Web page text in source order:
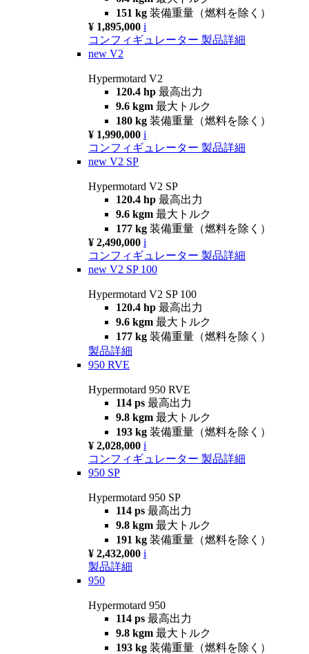
151 kg 装備重量（燃料を除く）
¥ 1,895,000 i
コンフィギュレーター 製品詳細
new V2
Hypermotard V2
120.4 hp 最高出力
9.6 kgm 最大トルク
180 kg 装備重量（燃料を除く）
¥ 1,990,000 i
コンフィギュレーター 製品詳細
new V2 SP
Hypermotard V2 SP
120.4 hp 最高出力
9.6 kgm 最大トルク
177 kg 装備重量（燃料を除く）
¥ 2,490,000 i
コンフィギュレーター 製品詳細
new V2 SP 100
Hypermotard V2 SP 100
120.4 hp 最高出力
9.6 kgm 最大トルク
177 kg 装備重量（燃料を除く）
製品詳細
950 RVE
Hypermotard 950 RVE
114 ps 最高出力
9.8 kgm 最大トルク
193 kg 装備重量（燃料を除く）
¥ 2,028,000 i
コンフィギュレーター 製品詳細
950 SP
Hypermotard 950 SP
114 ps 最高出力
9.8 kgm 最大トルク
191 kg 装備重量（燃料を除く）
¥ 2,432,000 i
製品詳細
950
Hypermotard 950
114 ps 最高出力
9.8 kgm 最大トルク
193 kg 装備重量（燃料を除く）